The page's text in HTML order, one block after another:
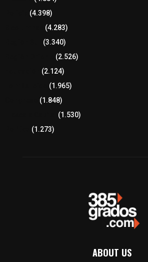
(4.398)
(4.283)
(3.340)
(2.526)
(2.124)
(1.965)
(1.848)
(1.530)
(1.273)
ABOUT US